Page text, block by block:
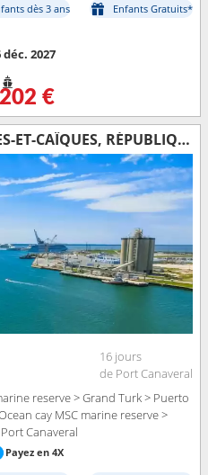
dès 3 ans
Enfants Gratuits*
2027
€
ÉTATS-UNIS, ÎLES TURQUES-ET-CAÏQUES, RÉPUBLIQUE DOMINICAINE, BAHAMAS, MEXIQUE
16 jours
de Port Canaveral
reserve > Grand Turk > Puerto
cay MSC marine reserve >
Canaveral
Payez en 4X